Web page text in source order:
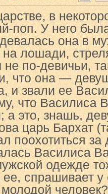
в
поп. У него
она в
лошади,
по-девичьи,
что она —
и звали ее
что Василиса
а это, знашь,
царь Бархат
поохотиться
Василиса
одежде
ее, спрашивает у
молодой человек?